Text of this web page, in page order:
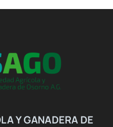
Y GANADERA DE